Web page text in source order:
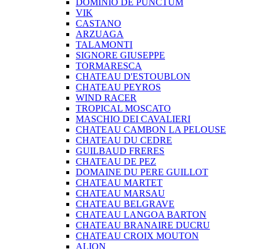
DOMINIO DE PUNCTUM
VIK
CASTANO
ARZUAGA
TALAMONTI
SIGNORE GIUSEPPE
TORMARESCA
CHATEAU D'ESTOUBLON
CHATEAU PEYROS
WIND RACER
TROPICAL MOSCATO
MASCHIO DEI CAVALIERI
CHATEAU CAMBON LA PELOUSE
CHATEAU DU CEDRE
GUILBAUD FRERES
CHATEAU DE PEZ
DOMAINE DU PERE GUILLOT
CHATEAU MARTET
CHATEAU MARSAU
CHATEAU BELGRAVE
CHATEAU LANGOA BARTON
CHATEAU BRANAIRE DUCRU
CHATEAU CROIX MOUTON
ALION